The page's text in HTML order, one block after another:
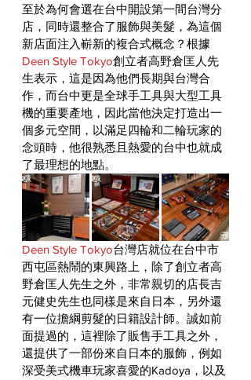
至於為何會選在台中開設第一間台灣分
店，同時還整合了服飾與美髮，為這個
新店面注入嶄新的複合式概念？根據
Deen Style Tokyo創立者高野倉匡人先
生表示，這是因為他們長期與台灣合
作，而台中更是全球手工具與大型工具
機的重要產地，因此當他決定打造出一
個多元空間，以滿足四輪和二輪玩家的
念頭時，他很熟悉且熱愛的台中也就成
了最理想的地點。
Deen Style Tokyo台灣店就位在台中市
西屯區熱鬧的東興路上，除了創立者高
野倉匡人先生之外，非常親切的店長吉
元健史先生也同樣是來自日本，另外還
有一位擔綱剪髮的日籍設計師。誠如前
面提過的，這裡除了販售手工具之外，
還提供了一部份來自日本的服飾，例如
深受美式機車玩家喜愛的Kadoya，以及